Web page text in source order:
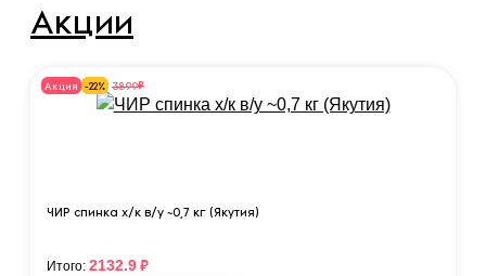
Акции
Акция -22% 3899₽
ЧИР спинка х/к в/у ~0,7 кг (Якутия)
Итого: 2132.9₽